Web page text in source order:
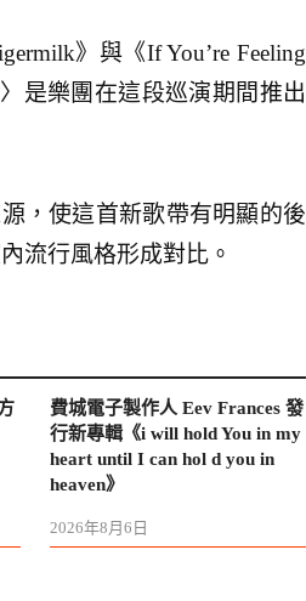
》與《If You’re Feeling
是樂團在這段巡演期間推出
，使這首新歌帶有明顯的後
流行風格形成對比。
費城電子製作人 Eev Frances 發
行新專輯《i will hold You in my
heart until I can hol d you in
heaven》
2026年8月6日